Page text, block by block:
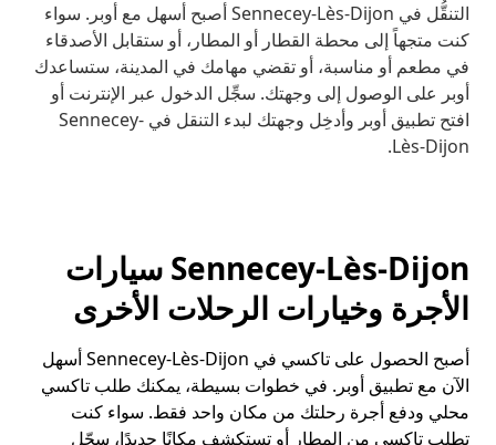
التنقُّل في Sennecey-Lès-Dijon أصبح أسهل مع أوبر. سواء
كنت متجهاً إلى محطة القطار أو المطار، أو ستقابل الأصدقاء
في مطعم أو مناسبة، أو تقضي مهامك في المدينة، ستساعدك
أوبر على الوصول إلى وجهتك. سجِّل الدخول عبر الإنترنت أو
افتح تطبيق أوبر وأدخِل وجهتك لبدء التنقل في Sennecey-
Lès-Dijon.
Sennecey-Lès-Dijon سيارات
الأجرة وخيارات الرحلات الأخرى
أصبح الحصول على تاكسي في Sennecey-Lès-Dijon أسهل
الآن مع تطبيق أوبر. في خطوات بسيطة، يمكنك طلب تاكسي
محلي ودفع أجرة رحلتك من مكان واحد فقط. سواء كنت
تطلب تاكسي من المطار أو تستكشف مكانًا جديدًا، سجّل